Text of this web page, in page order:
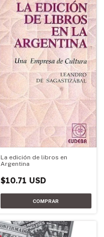
La edición de libros en
Argentina
$10.71 USD